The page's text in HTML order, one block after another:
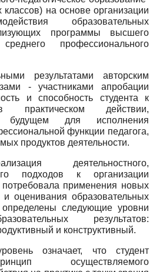
классов) на основе организации
образовательных
программы высшего
профессионального
результатами авторским
- участниками апробации
и способность студента к
практическом действии,
для исполнения
функции педагога,
продуктов деятельности.
деятельностного,
подходов к организации
потребовала применения новых
оценивания образовательных
определены следующие уровни
результатов:
и конструктивный.
означает, что студент
осуществляемого